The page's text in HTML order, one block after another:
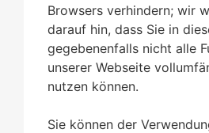
Browsers verhindern; wir
darauf hin, dass Sie in
gegebenenfalls nicht alle
unserer Webseite
nutzen können.
Sie können der